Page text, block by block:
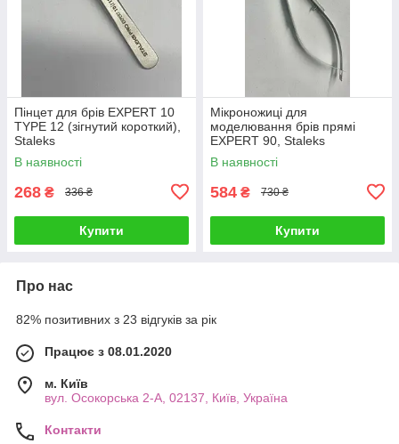
Пінцет для брів EXPERT 10
TYPE 12 (зігнутий короткий),
Staleks
В наявності
268 ₴ 336 ₴
Купити
Мікроножиці для
моделювання брів прямі
EXPERT 90, Staleks
В наявності
584 ₴ 730 ₴
Купити
Про нас
82% позитивних з 23 відгуків за рік
Працює з 08.01.2020
м. Київ
вул. Осокорська 2-А, 02137, Київ, Україна
Контакти